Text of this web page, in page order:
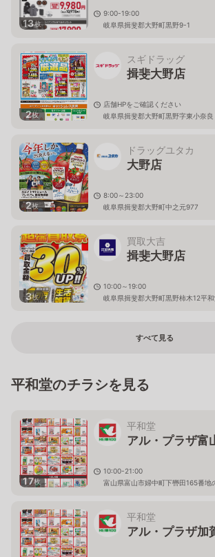
13枚
9:00-19:00
岐阜県揖斐郡大野町黒野9-1
2枚
スギドラッグ
揖斐大野店
店舗HPをご確認ください
岐阜県揖斐郡大野町黒野字東小奈良
2枚
ドラッグユタカ
大野店
8:00～23:00
岐阜県揖斐郡大野町中之元977
3枚
買取大吉
揖斐大野店
10:00～19:00
岐阜県揖斐郡大野町黒野柿木12平
すべて見る
平和堂のチラシを見る
17枚
平和堂
アル・プラザ富
10:00-21:00
富山県富山市婦中町下轡田165番地
平和堂
アル・プラザ加